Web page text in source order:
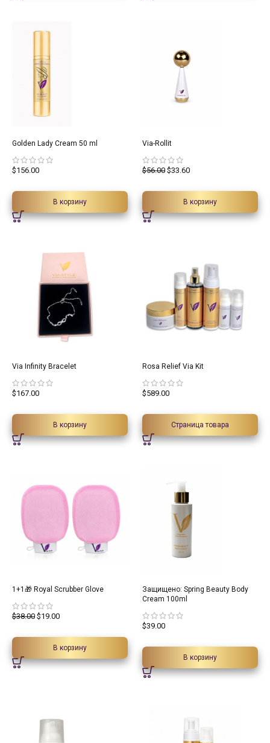
Golden Lady Cream 50 ml
$156.00
В корзину
40%
Via-Rollit
$56.00 $33.60
В корзину
Via Infinity Bracelet
$167.00
В корзину
Rosa Relief Via Kit
$589.00
Страница товара
50%
1+1🎁 Royal Scrubber Glove
$38.00 $19.00
В корзину
Защищено: Spring Beauty Body
Cream 100ml
$39.00
В корзину